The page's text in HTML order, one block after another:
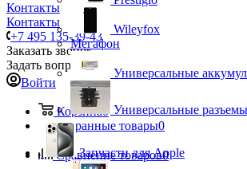
Контакты
Контакты
+7 495 135-39-43
Заказать звонок
Задать вопрос
Войти
Корзина0
Избранные товары0
Сравнение товаров0
Wileyfox
Мегафон
Универсальные
Универсальные
Запчасти для Apple